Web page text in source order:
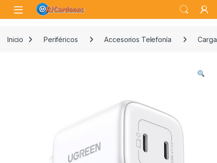
Skip to navigation
Skip to content
Open
Inicio Periféricos Accesorios Telefonía